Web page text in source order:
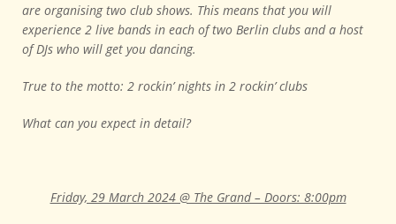
are organising two club shows. This means that you will
experience 2 live bands in each of two Berlin clubs and a host
of DJs who will get you dancing.
True to the motto: 2 rockin’ nights in 2 rockin’ clubs
What can you expect in detail?
Friday, 29 March 2024 @ The Grand – Doors: 8:00pm